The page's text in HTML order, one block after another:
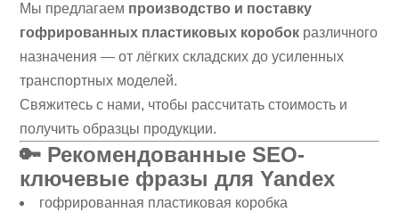
Мы предлагаем производство и поставку
гофрированных пластиковых коробокразличного
назначения — от лёгких складских до усиленных
транспортных моделей.
Свяжитесь с нами, чтобы рассчитать стоимость и
получить образцы продукции.
🔑 Рекомендованные SEO-
ключевые фразы для Yandex
гофрированная пластиковая коробка